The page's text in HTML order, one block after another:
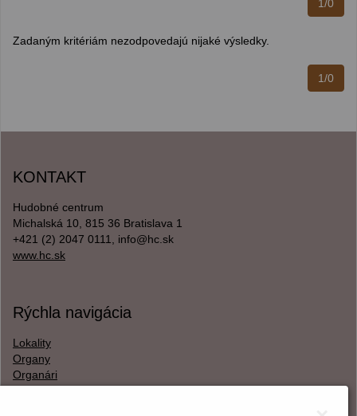
1/0
Zadaným kritériám nezodpovedajú nijaké výsledky.
1/0
KONTAKT
Hudobné centrum
Michalská 10, 815 36 Bratislava 1
+421 (2) 2047 0111, info@hc.sk
www.hc.sk
Rýchla navigácia
Lokality
Organy
Organári